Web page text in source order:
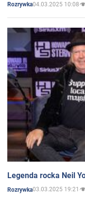
Rozrywka04.03.2025 10:08
Legenda rocka Neil
Rozrywka03.03.2025 19:21